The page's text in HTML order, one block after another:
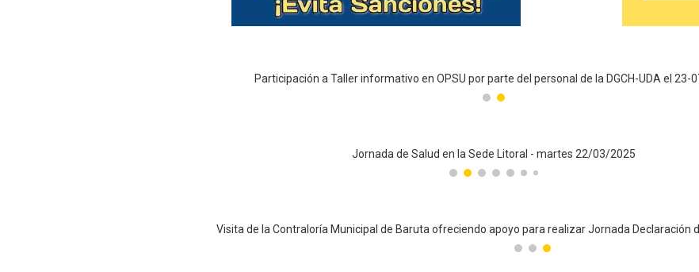
Participación a Taller informativo en OPSU por parte del personal de la DGCH-UDA el 23-
Jornada de Salud en la Sede Litoral - martes 22/03/2025
Visita de la Contraloría Municipal de Baruta ofreciendo apoyo para realizar Jornada Declaración